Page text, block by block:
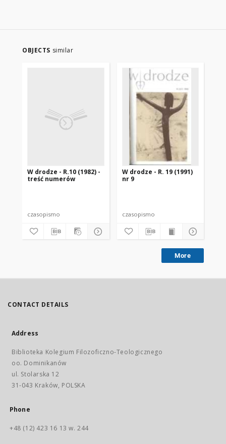
OBJECTS similar
W drodze - R.10 (1982) -
treść numerów
czasopismo
W drodze - R. 19 (1991)
nr 9
czasopismo
More
CONTACT DETAILS
Address
Biblioteka Kolegium Filozoficzno-Teologicznego
oo. Dominikanów
ul. Stolarska 12
31-043 Kraków, POLSKA
Phone
+48 (12) 423 16 13 w. 244